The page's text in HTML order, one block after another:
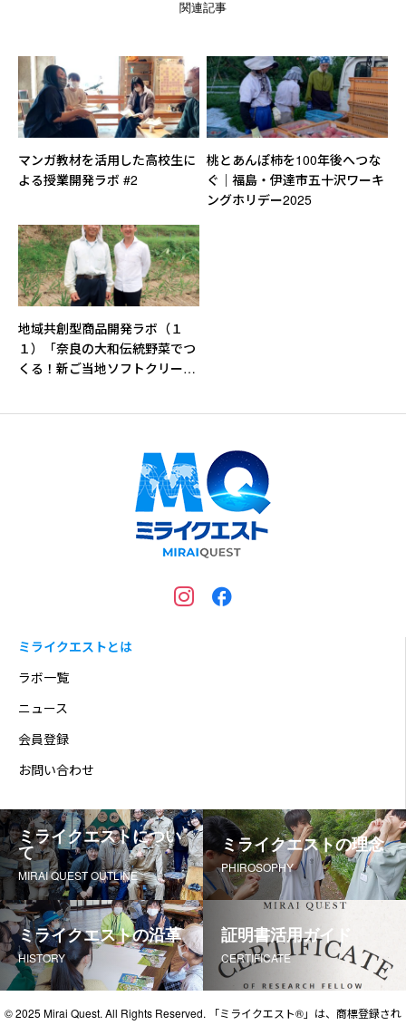
関連記事
マンガ教材を活用した高校生に
よる授業開発ラボ #2
桃とあんぽ柿を100年後へつな
ぐ｜福島・伊達市五十沢ワーキ
ングホリデー2025
地域共創型商品開発ラボ（１
１）「奈良の大和伝統野菜でつ
くる！新ご当地ソフトクリーム
ミライクエストとは
ラボ一覧
ニュース
会員登録
お問い合わせ
ミライクエストについ
て
MIRAI QUEST OUTLINE
ミライクエストの理念
PHIROSOPHY
ミライクエストの沿革
HISTORY
証明書活用ガイド
CERTIFICATE
© 2025 Mirai Quest. All Rights Reserved. 「ミライクエスト®」は、商標登録され